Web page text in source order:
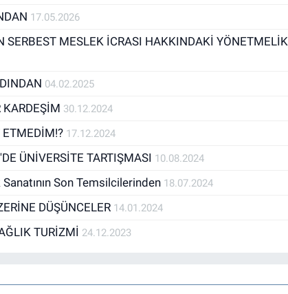
17.05.2026
MESLEK İCRASI HAKKINDAKİ YÖNETMELİK
04.02.2025
30.12.2024
ETMEDİM!? 17.12.2024
ÜNİVERSİTE TARTIŞMASI 10.08.2024
Son Temsilcilerinden 18.07.2024
DÜŞÜNCELER 14.01.2024
TURİZMİ 24.12.2023